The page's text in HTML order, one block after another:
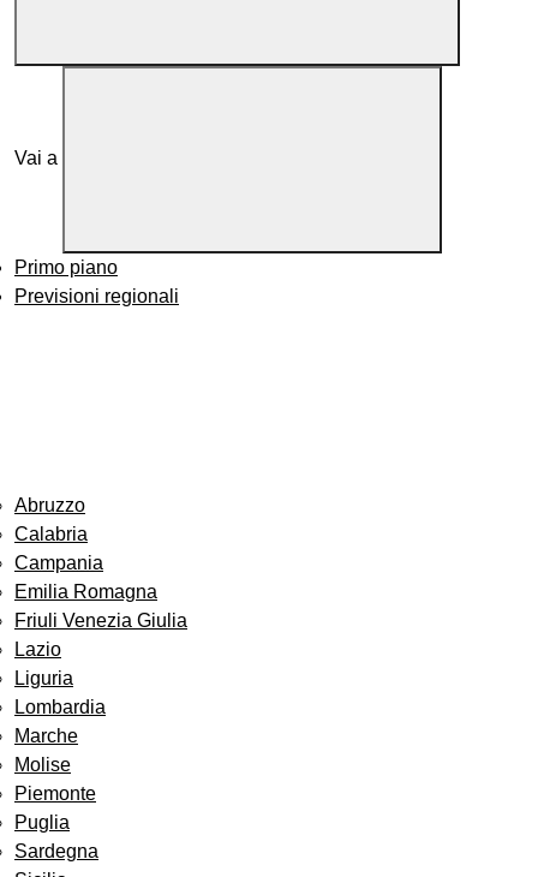
Vai a
Primo piano
Previsioni regionali
Abruzzo
Calabria
Campania
Emilia Romagna
Friuli Venezia Giulia
Lazio
Liguria
Lombardia
Marche
Molise
Piemonte
Puglia
Sardegna